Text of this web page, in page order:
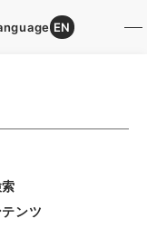
EN
ンツ
館HP利用案内